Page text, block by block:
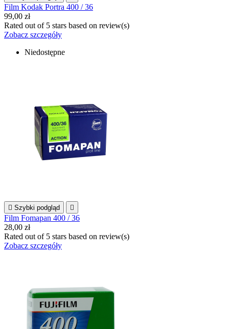
Film Kodak Portra 400 / 36
99,00 zł
Rated out of 5 stars based on review(s)
Zobacz szczegóły
Niedostępne
 Szybki podgląd 
Film Fomapan 400 / 36
28,00 zł
Rated out of 5 stars based on review(s)
Zobacz szczegóły